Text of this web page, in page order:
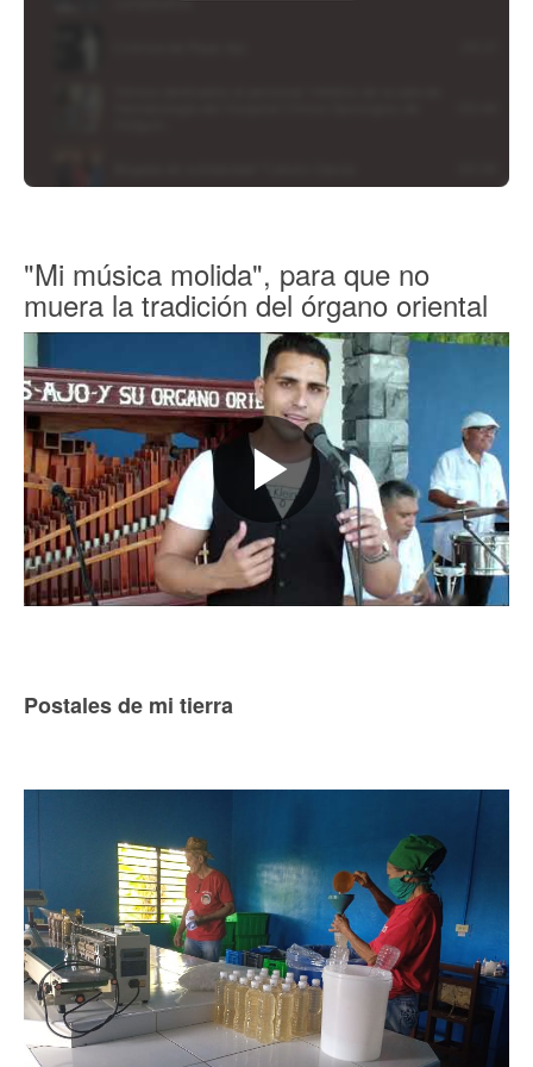
"Mi música molida", para que no
muera la tradición del órgano oriental
Postales de mi tierra